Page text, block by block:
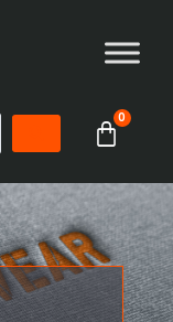
0